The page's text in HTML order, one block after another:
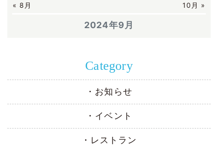
2024年9月
« 8月 10月 »
Category
お知らせ
イベント
レストラン